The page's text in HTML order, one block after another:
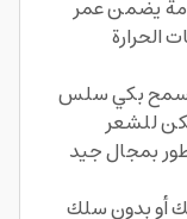
يضمن عمر
يسمح بكي سلس
للشعر
بمجال جيد
أو بدون سلك